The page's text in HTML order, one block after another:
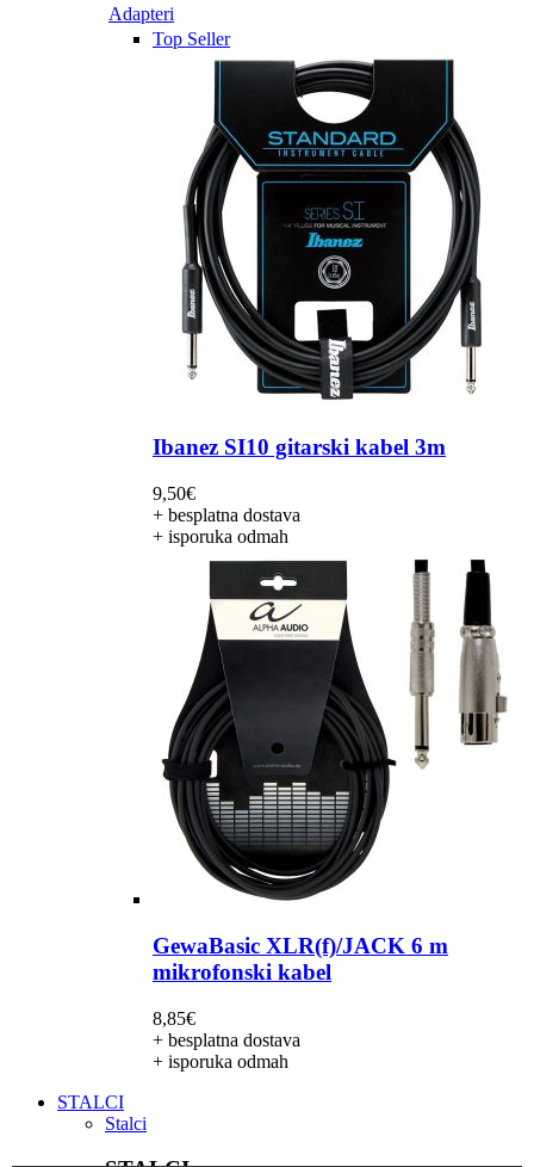
Adapteri
Top Seller
Ibanez SI10 gitarski kabel 3m
9,50€
+ besplatna dostava
+ isporuka odmah
GewaBasic XLR(f)/JACK 6 m
mikrofonski kabel
8,85€
+ besplatna dostava
+ isporuka odmah
STALCI
Stalci